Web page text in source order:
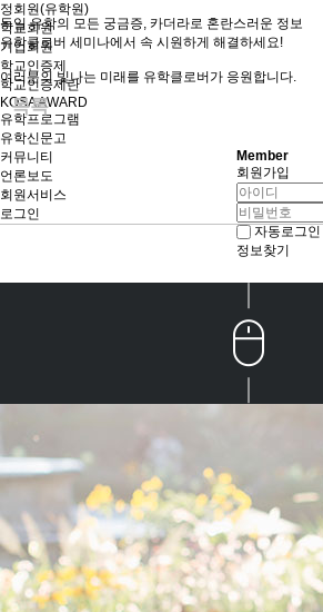
정회원(유학원)
학교회원
기업회원
학교인증제
학교인증제란
KOSA AWARD
유학프로그램
유학신문고
커뮤니티
언론보도
회원서비스
로그인
독일 유학의 모든 궁금증, 카더라로 혼란스러운 정보
유학클로버 세미나에서 속 시원하게 해결하세요!
여러분의 빛나는 미래를 유학클로버가 응원합니다.
목록
Member
회원가입
자동로그인
정보찾기